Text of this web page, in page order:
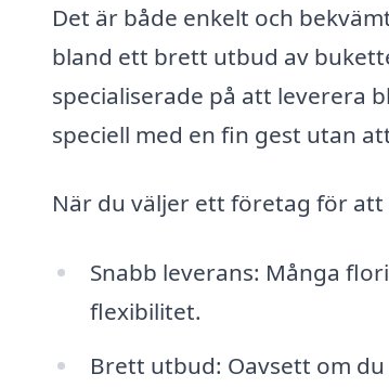
Det är både enkelt och
bland ett brett utbud av
specialiserade på att leverera
speciell med en fin gest utan
När du väljer ett företag för att
Snabb leverans: Många
flexibilitet.
Brett utbud: Oavsett om